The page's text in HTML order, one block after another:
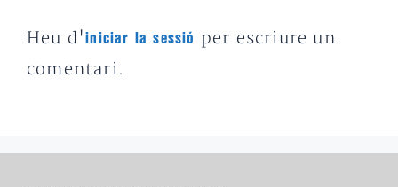
Heu d'iniciar la sessió
per escriure un
comentari.